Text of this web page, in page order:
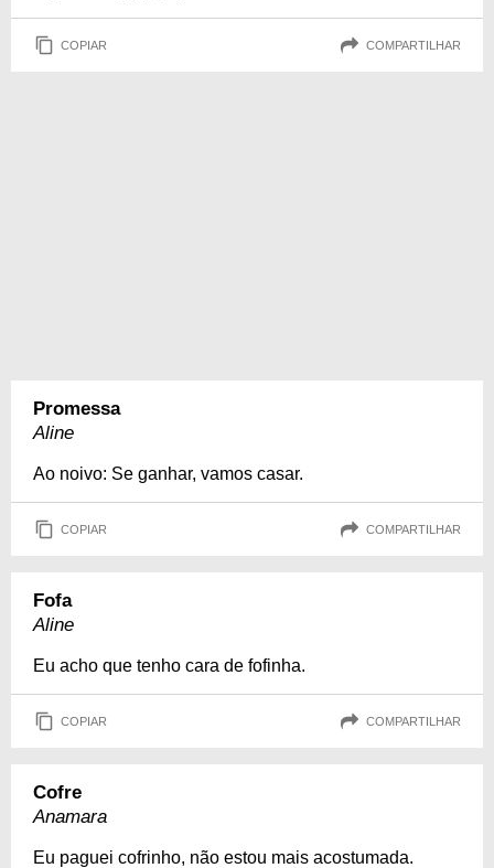
COPIAR COMPARTILHAR
Promessa
Aline
Ao noivo: Se ganhar, vamos casar.
COPIAR COMPARTILHAR
Fofa
Aline
Eu acho que tenho cara de fofinha.
COPIAR COMPARTILHAR
Cofre
Anamara
Eu paguei cofrinho, não estou mais acostumada.